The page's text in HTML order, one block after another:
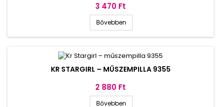
Ár
3 470 Ft
Bővebben
KR STARGIRL – MŰSZEMPILLA 9355
Ár
2 880 Ft
Bővebben